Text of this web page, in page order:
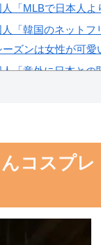
「MLBで日本人よ
「韓国のネットフ
ーズンは女性が可愛
人「意外に日本と
コスプレ